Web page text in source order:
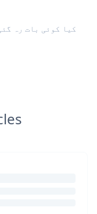
کیا کوئی بات رہ